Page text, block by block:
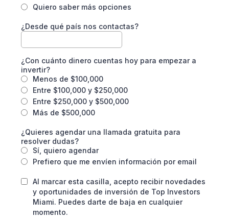
Quiero saber más opciones
¿Desde qué país nos contactas?
¿Con cuánto dinero cuentas hoy para empezar a
invertir?
Menos de $100,000
Entre $100,000 y $250,000
Entre $250,000 y $500,000
Más de $500,000
¿Quieres agendar una llamada gratuita para
resolver dudas?
Sí, quiero agendar
Prefiero que me envíen información por email
Al marcar esta casilla, acepto recibir novedades
y oportunidades de inversión de Top Investors
Miami. Puedes darte de baja en cualquier
momento.